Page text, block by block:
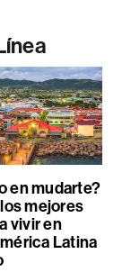
en mudarte?
mejores
vivir en
Latina